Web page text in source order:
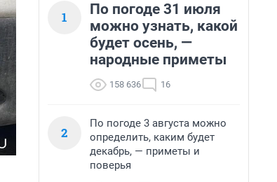
1
По погоде 31 июля
можно узнать, какой
будет осень, —
народные приметы
158 636 16
2
По погоде 3 августа можно
определить, каким будет
декабрь, — приметы и
поверья